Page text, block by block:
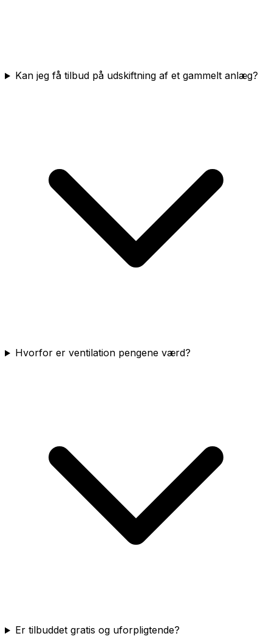
Kan jeg få tilbud på udskiftning af et gammelt anlæg?
Hvorfor er ventilation pengene værd?
Er tilbuddet gratis og uforpligtende?